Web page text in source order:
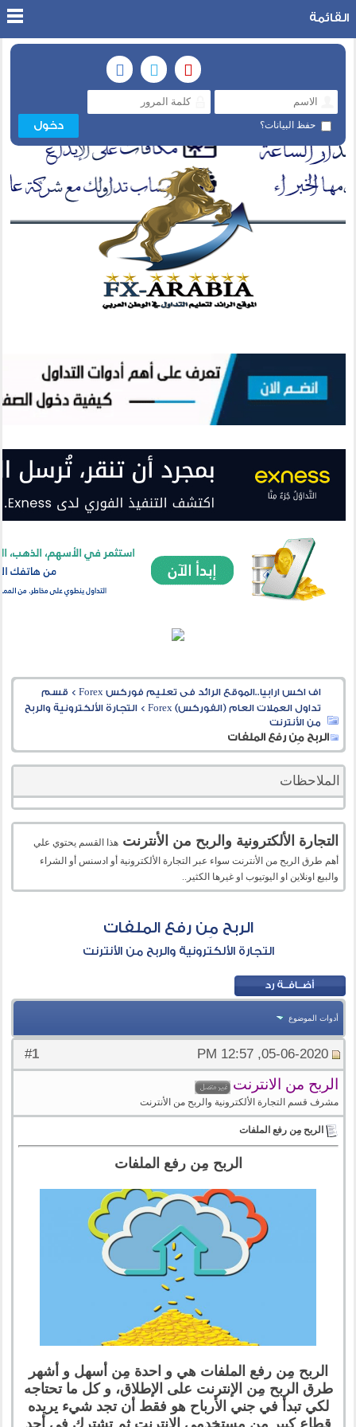
حفظ البيانات؟
القائمة
اف اكس ارابيا..الموقع الرائد فى تعليم فوركس Forex > قسم
تداول العملات العام (الفوركس) Forex
>التجارة الألكترونية والربح
من الأنترنت
الربح مِن رفع الملفات
الملاحظات
التجارة الألكترونية والربح من الأنترنت هذا القسم يحتوي علي
أهم طرق الربح من الأنترنت سواء عبر التجارة الألكترونية أو ادسنس أو الشراء
والبيع اونلاين او اليوتيوب او غيرها الكثير..
الربح مِن رفع الملفات
التجارة الألكترونية والربح من الأنترنت
أدوات الموضوع
#
1 05-06-2020, 12:57 PM
الربح من الانترنت
مشرف قسم التجارة الألكترونية والربح من الأنترنت
الربح مِن رفع الملفات
الربح مِن رفع الملفات
الربح مِن رفع الملفات هي و احدة مِن أسهل و أشهر
طرق الربح مِن الإنترنت على الإطلاق، و كل ما تحتاجه
لكي تبدأ في جني الأرباح هو فقط أن تجد شيء يريده